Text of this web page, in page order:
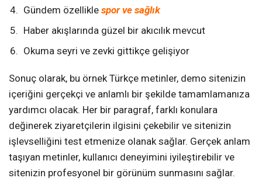
Gündem özellikle spor ve sağlık
Haber akışlarında güzel bir akıcılık mevcut
Okuma seyri ve zevki gittikçe gelişiyor
Sonuç olarak, bu örnek Türkçe metinler, demo sitenizin
içeriğini gerçekçi ve anlamlı bir şekilde tamamlamanıza
yardımcı olacak. Her bir paragraf, farklı konulara
değinerek ziyaretçilerin ilgisini çekebilir ve sitenizin
işlevselliğini test etmenize olanak sağlar. Gerçek anlam
taşıyan metinler, kullanıcı deneyimini iyileştirebilir ve
sitenizin profesyonel bir görünüm sunmasını sağlar.